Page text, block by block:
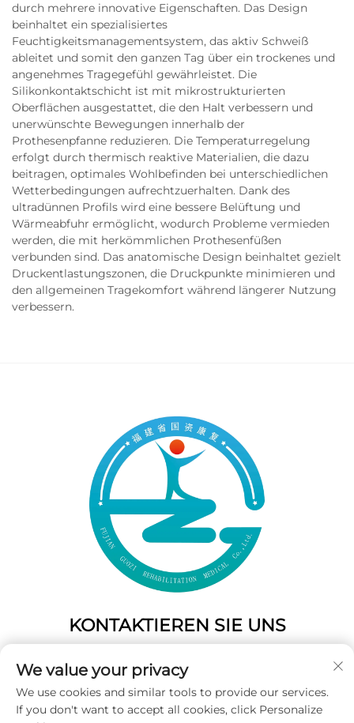
durch mehrere innovative Eigenschaften. Das Design
beinhaltet ein spezialisiertes
Feuchtigkeitsmanagementsystem, das aktiv Schweiß
ableitet und somit den ganzen Tag über ein trockenes und
angenehmes Tragegefühl gewährleistet. Die
Silikonkontaktschicht ist mit mikrostrukturierten
Oberflächen ausgestattet, die den Halt verbessern und
unerwünschte Bewegungen innerhalb der
Prothesenpfanne reduzieren. Die Temperaturregelung
erfolgt durch thermisch reaktive Materialien, die dazu
beitragen, optimales Wohlbefinden bei unterschiedlichen
Wetterbedingungen aufrechtzuerhalten. Dank des
ultradünnen Profils wird eine bessere Belüftung und
Wärmeabfuhr ermöglicht, wodurch Probleme vermieden
werden, die mit herkömmlichen Prothesenfüßen
verbunden sind. Das anatomische Design beinhaltet gezielt
Druckentlastungszonen, die Druckpunkte minimieren und
den allgemeinen Tragekomfort während längerer Nutzung
verbessern.
KONTAKTIEREN SIE UNS
China
Tel.:+86-19859128239
E-Mail:
We value your privacy
We use cookies and similar tools to provide our services.
If you don't want to accept all cookies, click Personalize